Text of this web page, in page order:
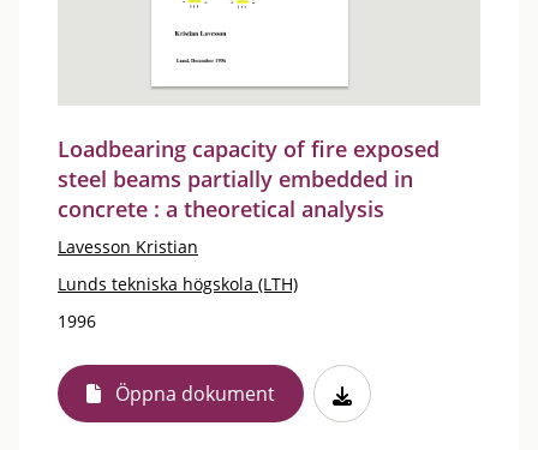
Loadbearing capacity of fire exposed
steel beams partially embedded in
concrete : a theoretical analysis
Lavesson Kristian
Lunds tekniska högskola (LTH)
1996
Öppna dokument